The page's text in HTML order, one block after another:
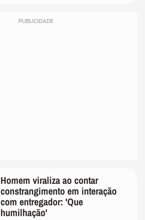
PUBLICIDADE
Homem viraliza ao contar
constrangimento em interação
com entregador: 'Que
humilhação'